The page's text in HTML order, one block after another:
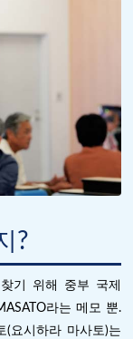
?
기 위해 중부 국제
라는 메모 뿐.
(요시하라 마사토)는